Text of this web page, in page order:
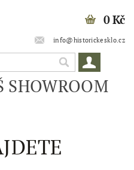
info@historickesklo.cz
0 Kč
SHOWROOM